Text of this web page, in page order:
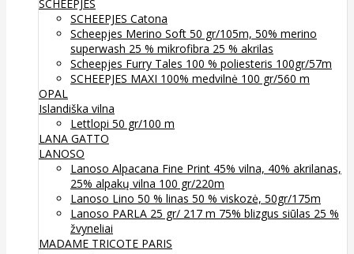
SCHEEPJES
SCHEEPJES Catona
Scheepjes Merino Soft 50 gr/105m, 50% merino
superwash 25 % mikrofibra 25 % akrilas
Scheepjes Furry Tales 100 % poliesteris 100gr/57m
SCHEEPJES MAXI 100% medvilnė 100 gr/560 m
OPAL
Islandiška vilna
Lettlopi 50 gr/100 m
LANA GATTO
LANOSO
Lanoso Alpacana Fine Print 45% vilna, 40% akrilanas,
25% alpakų vilna 100 gr/220m
Lanoso Lino 50 % linas 50 % viskozė, 50gr/175m
Lanoso PARLA 25 gr/ 217 m 75% blizgus siūlas 25 %
žvyneliai
MADAME TRICOTE PARIS